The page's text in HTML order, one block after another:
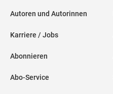
Autoren und Autorinnen
Karriere / Jobs
Abonnieren
Abo-Service